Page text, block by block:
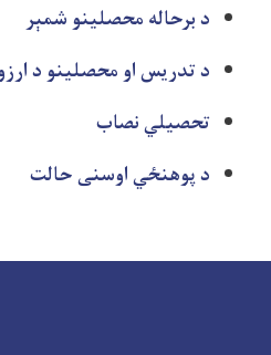
د برحاله محصلینو شمېر
د تدریس او محصلینو د
تحصیلي نصاب
د پوهنځي اوسنی حالت